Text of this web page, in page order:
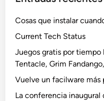
Cosas que instalar
Current Tech Status
Juegos gratis por
Tentacle, Grim
Vuelve un facilware más
La conferencia inaugural